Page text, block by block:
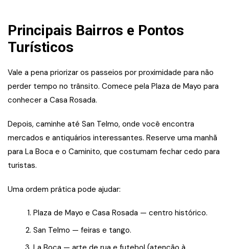
Principais Bairros e Pontos
Turísticos
Vale a pena priorizar os passeios por proximidade para não
perder tempo no trânsito. Comece pela Plaza de Mayo para
conhecer a Casa Rosada.
Depois, caminhe até San Telmo, onde você encontra
mercados e antiquários interessantes. Reserve uma manhã
para La Boca e o Caminito, que costumam fechar cedo para
turistas.
Uma ordem prática pode ajudar:
Plaza de Mayo e Casa Rosada — centro histórico.
San Telmo — feiras e tango.